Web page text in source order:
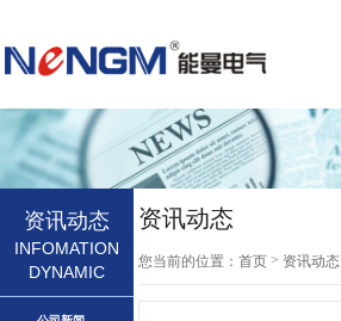
资讯动态
INFOMATION
DYNAMIC
资讯动态
您当前的位置：首页 > 资讯动态